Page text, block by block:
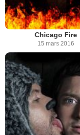
Chicago Fire
15 mars 2016